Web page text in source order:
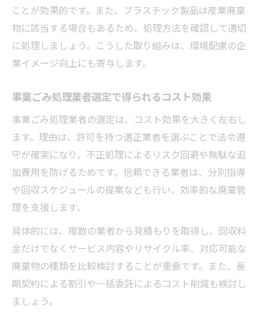
ことが効果的です。また、プラスチック製品は産業廃棄
物に該当する場合もあるため、処理方法を確認して適切
に処理しましょう。こうした取り組みは、環境配慮の企
業イメージ向上にも寄与します。
事業ごみ処理業者選定で得られるコスト効果
事業ごみ処理業者の選定は、コスト効果を大きく左右し
ます。理由は、許可を持つ適正業者を選ぶことで法令遵
守が確実になり、不正処理によるリスク回避や無駄な追
加費用を防げるためです。信頼できる業者は、分別指導
や回収スケジュールの提案なども行い、効率的な廃棄管
理を支援します。
具体的には、複数の業者から見積もりを取得し、回収料
金だけでなくサービス内容やリサイクル率、対応可能な
廃棄物の種類を比較検討することが重要です。また、長
期契約による割引や一括委託によるコスト削減も検討し
ましょう。